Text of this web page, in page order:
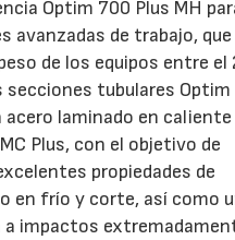
Optim 700 Plus MH
avanzadas de trabajo, que
de los equipos entre el
secciones tubulares Optim
acero laminado en caliente
Plus, con el objetivo de
propiedades de
en frío y corte, así como
impactos